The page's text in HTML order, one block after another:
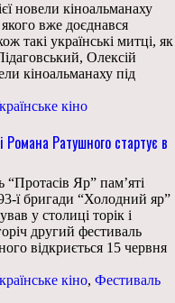
новели кіноальманаху
вже доєднався
такі українські митці, як
Олексій
кіноальманаху під
кіно
Романа Ратушного стартує в
“Протасів Яр” пам’яті
ї бригади “Холодний яр”
у столиці торік і
другий фестиваль
відкриється 15 червня
кіно, Фестиваль